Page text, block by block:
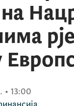
• 13:00